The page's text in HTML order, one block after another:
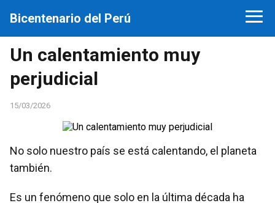
Bicentenario del Perú
Un calentamiento muy
perjudicial
15/03/2026
No solo nuestro país se está calentando, el planeta
también.
Es un fenómeno que solo en la última década ha